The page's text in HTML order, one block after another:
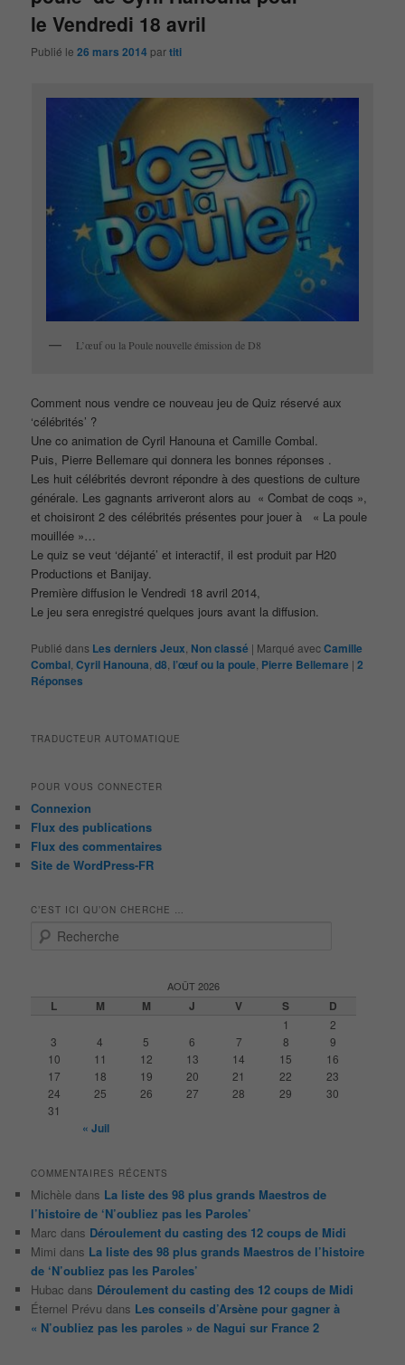
le Vendredi 18 avril
Publié le26 mars 2014 partiti
L’œuf ou la Poule nouvelle émission de D8
Comment nous vendre ce nouveau jeu de Quiz réservé aux
‘célébrités’ ?
Une co animation de Cyril Hanouna et Camille Combal.
Puis, Pierre Bellemare qui donnera les bonnes réponses .
Les huit célébrités devront répondre à des questions de culture
générale. Les gagnants arriveront alors au « Combat de coqs »,
et choisiront 2 des célébrités présentes pour jouer à « La poule
mouillée »…
Le quiz se veut ‘déjanté’ et interactif, il est produit par H20
Productions et Banijay.
Première diffusion le Vendredi 18 avril 2014,
Le jeu sera enregistré quelques jours avant la diffusion.
Publié dans Les derniers Jeux Non classé | Marqué avecCamille
Combal ,Cyril Hanouna ,d8 l’œuf ou la poule Pierre Bellemare |2
Réponses
TRADUCTEUR AUTOMATIQUE
POUR VOUS CONNECTER
Connexion
Flux des publications
Flux des commentaires
Site de WordPress-FR
C’EST ICI QU’ON CHERCHE …
AOÛT 2026
L M M J V S D
1
2
3
4 5 6 7 8
9
10
11 12 13 14 15
16
17
18 19 20 21 22
23
24
25 26 27 28 29
30
31
« Juil
COMMENTAIRES RÉCENTS
Michèle dans La liste des 98 plus grands Maestros de
l’histoire de ‘N’oubliez pas les Paroles’
Marc dans Déroulement du casting des 12 coups de Midi
Mimi dans La liste des 98 plus grands Maestros de l’histoire
de ‘N’oubliez pas les Paroles’
Hubac dans Déroulement du casting des 12 coups de Midi
Éternel Prévu dans Les conseils d’Arsène pour gagner à
« N’oubliez pas les paroles » de Nagui sur France 2